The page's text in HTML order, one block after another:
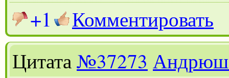
+1
Комментировать
Цитата№37273